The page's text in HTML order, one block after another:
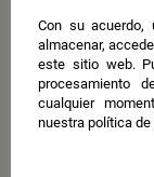
Con su acuerdo,
almacenar,
este sitio web.
procesamiento
cualquier
nuestra política